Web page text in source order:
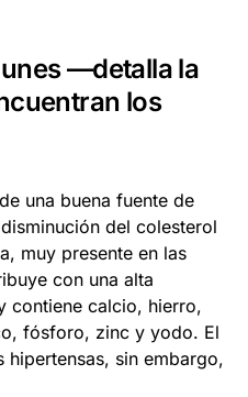
—detalla la
los
una buena fuente de
del colesterol
muy presente en las
con una alta
contiene calcio, hierro,
fósforo, zinc y yodo. El
hipertensas, sin embargo,